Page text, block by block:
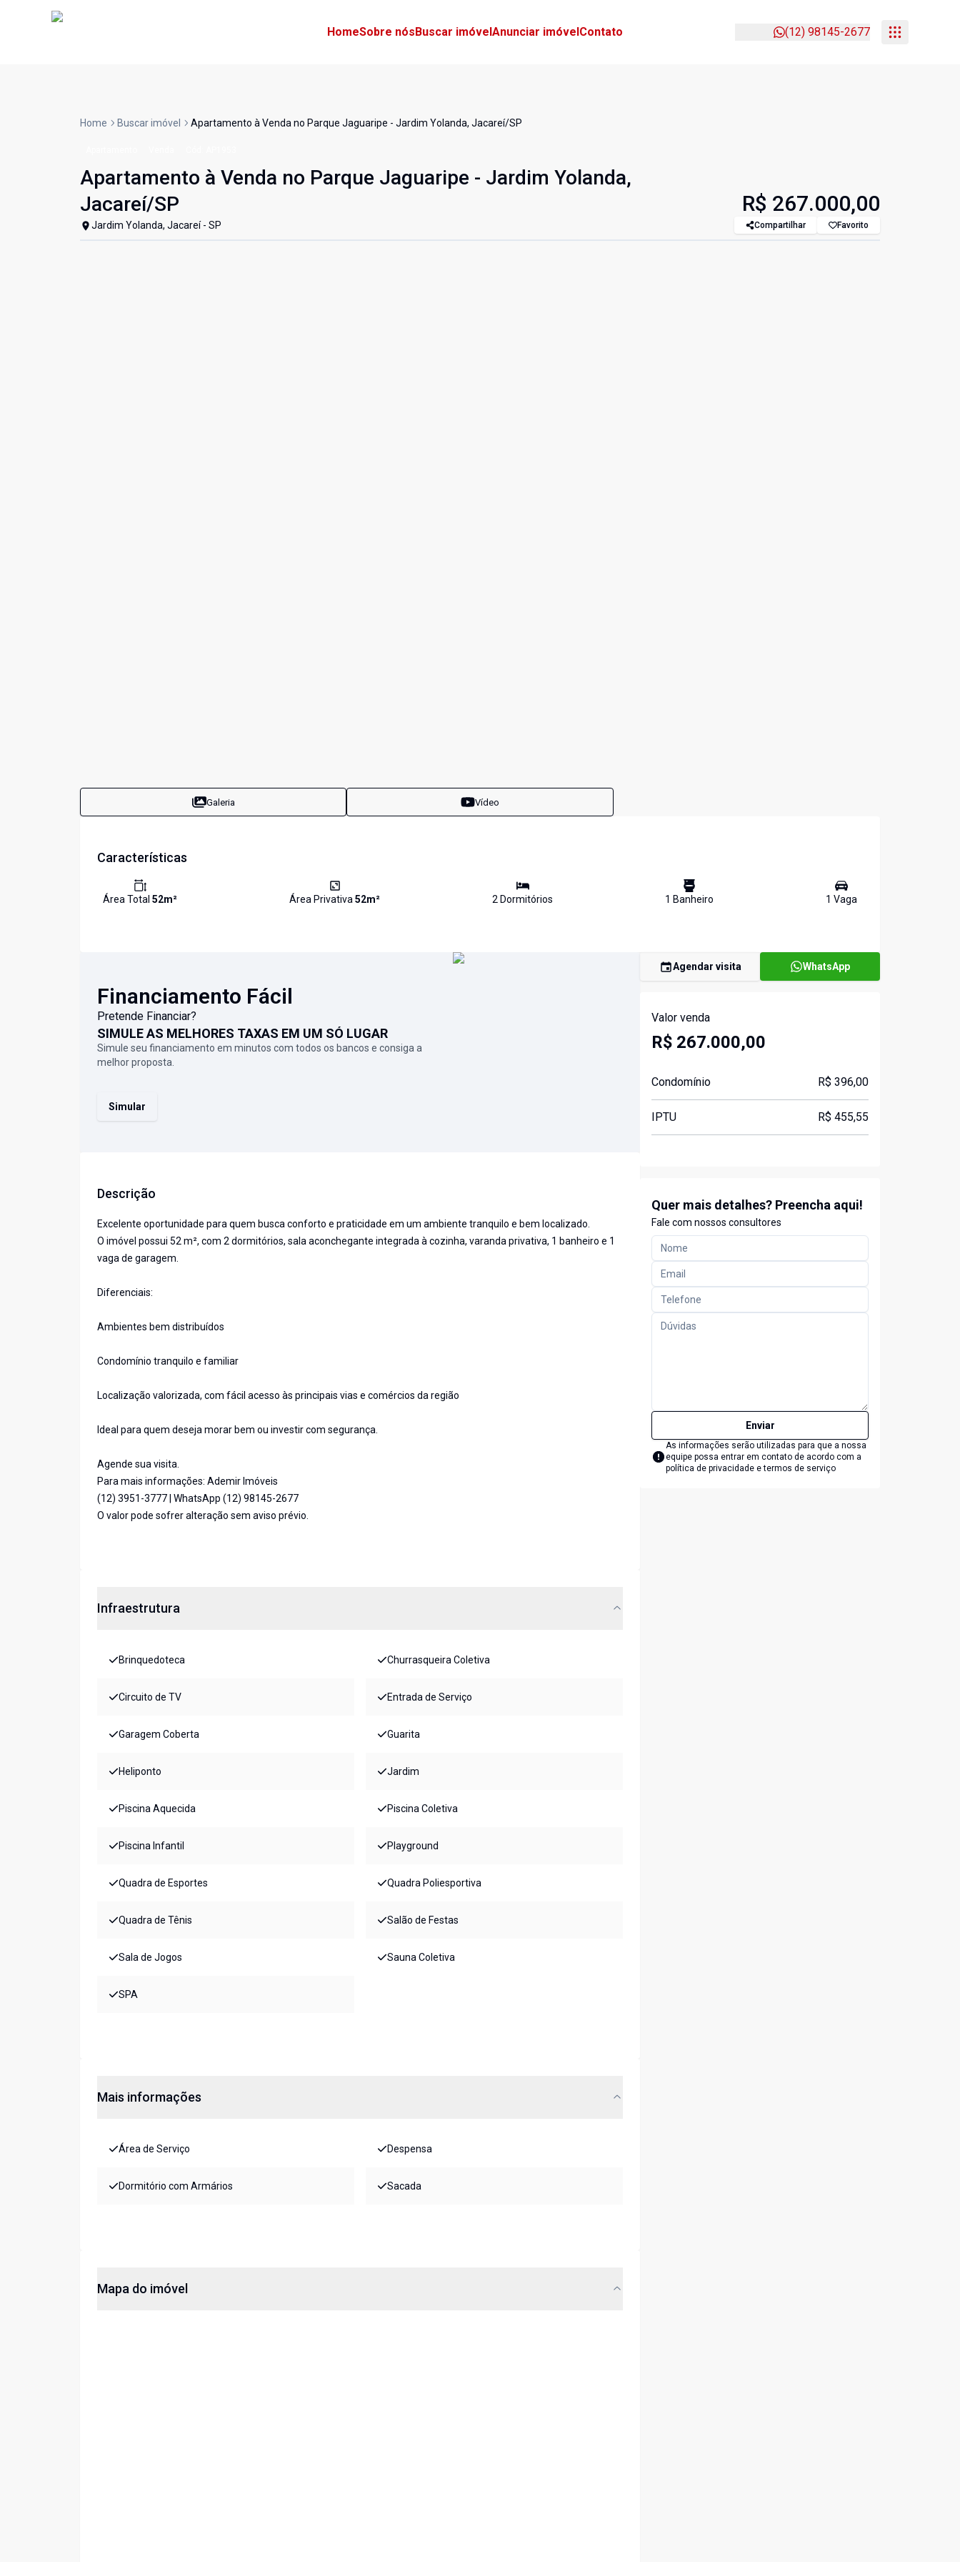
HomeSobre nósBuscar imóvelAnunciar imóvelContato (12) 98145-2677
Home Buscar imóvel Apartamento à Venda no Parque Jaguaripe - Jardim Yolanda, Jacareí/SP
Apartamento à Venda no Parque Jaguaripe - Jardim Yolanda,
Jacareí/SP
Jardim Yolanda, Jacareí - SP
R$ 267.000,00
Compartilhar Favorito
Galeria Vídeo
Características
Área Total 52m² Área Privativa52m² 2 Dormitórios 1 Banheiro 1 Vaga
Financiamento Fácil
Pretende Financiar?
SIMULE AS MELHORES TAXAS EM UM SÓ LUGAR
Simule seu financiamento em minutos com todos os bancos e consiga a
melhor proposta.
Simular
Descrição
Excelente oportunidade para quem busca conforto e praticidade em um ambiente tranquilo e bem localizado.
O imóvel possui 52 m², com 2 dormitórios, sala aconchegante integrada à cozinha, varanda privativa, 1 banheiro e 1
vaga de garagem.
Diferenciais:
Ambientes bem distribuídos
Condomínio tranquilo e familiar
Localização valorizada, com fácil acesso às principais vias e comércios da região
Ideal para quem deseja morar bem ou investir com segurança.
Agende sua visita.
Para mais informações: Ademir Imóveis
(12) 3951-3777 | WhatsApp (12) 98145-2677
O valor pode sofrer alteração sem aviso prévio.
Infraestrutura
Brinquedoteca Churrasqueira Coletiva
Circuito de TV Entrada de Serviço
Garagem Coberta Guarita
Heliponto Jardim
Piscina Aquecida Piscina Coletiva
Piscina Infantil Playground
Quadra de Esportes Quadra Poliesportiva
Quadra de Tênis Salão de Festas
Sala de Jogos Sauna Coletiva
SPA
Mais informações
Área de Serviço Despensa
Dormitório com Armários Sacada
Mapa do imóvel
Agendar visita WhatsApp
Valor venda
R$ 267.000,00
Condomínio R$ 396,00
IPTU R$ 455,55
Quer mais detalhes? Preencha aqui!
Fale com nossos consultores
Enviar
As informações serão utilizadas para que a nossa
equipe possa entrar em contato de acordo com a
política de privacidade e termos de serviço